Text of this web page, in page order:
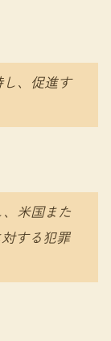
、促進す
米国また
する犯罪